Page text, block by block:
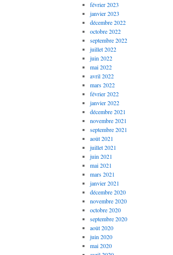
février 2023
janvier 2023
décembre 2022
octobre 2022
septembre 2022
juillet 2022
juin 2022
mai 2022
avril 2022
mars 2022
février 2022
janvier 2022
décembre 2021
novembre 2021
septembre 2021
août 2021
juillet 2021
juin 2021
mai 2021
mars 2021
janvier 2021
décembre 2020
novembre 2020
octobre 2020
septembre 2020
août 2020
juin 2020
mai 2020